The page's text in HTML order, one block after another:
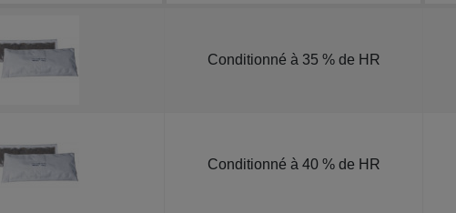
Conditionné à 35 % de HR
Conditionné à 40 % de HR